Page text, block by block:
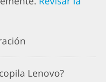
Lenovo?